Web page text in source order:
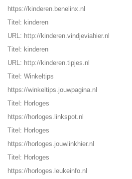
https://kinderen.benelinx.nl
Titel: kinderen
URL: http://kinderen.vindjeviahier.nl
Titel: kinderen
URL: http://kinderen.tipjes.nl
Titel: Winkeltips
https://winkeltips.jouwpagina.nl
Titel: Horloges
https://horloges.linkspot.nl
Titel: Horloges
https://horloges.jouwlinkhier.nl
Titel: Horloges
https://horloges.leukeinfo.nl